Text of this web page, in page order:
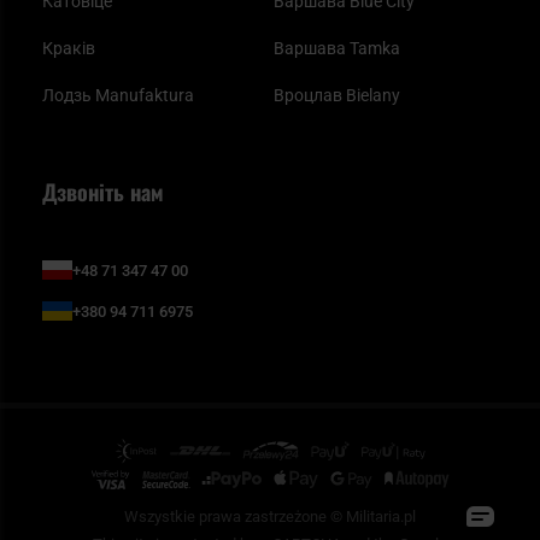
Краків
Лодзь Manufaktura
Варшава Tamka
Вроцлав Bielany
Дзвоніть нам
+48 71 347 47 00
+380 94 711 6975
Wszystkie prawa zastrzeżone © Militaria.pl